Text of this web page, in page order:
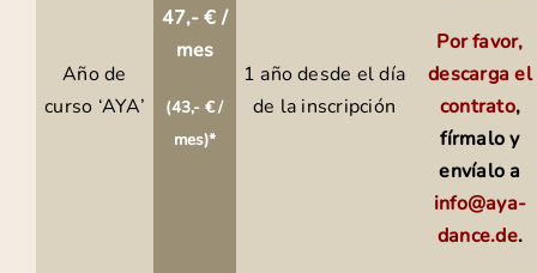
Año de
curso ‘AYA’
47,- € /
mes
(43,- € /
mes)*
1 año desde el día
de la inscripción
Por favor,
descarga el
contrato,
fírmalo y
envíalo a
info@aya-
dance.de.